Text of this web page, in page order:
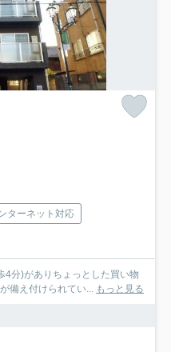
ターネット対応
4分)がありちょっとした買い物
備え付けられてい... もっと見る